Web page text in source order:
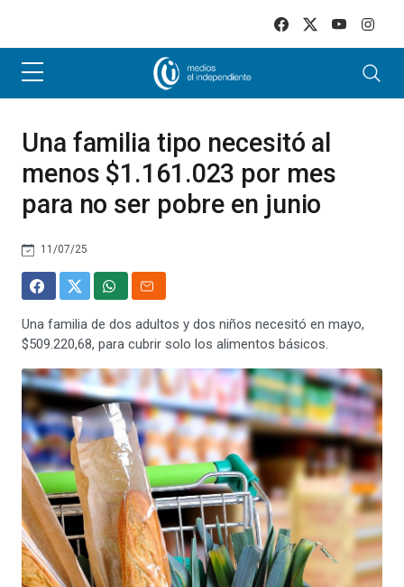
Una familia tipo necesitó al
menos $1.161.023 por mes
para no ser pobre en junio
11/07/25
Una familia de dos adultos y dos niños necesitó en mayo,
$509.220,68, para cubrir solo los alimentos básicos.